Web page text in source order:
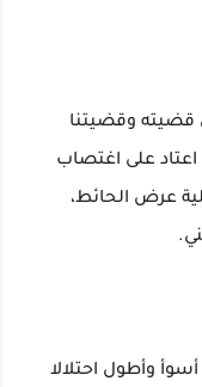
قضيته وقضيتنا
على اغتصاب
عرض الحائط،
وأطول احتلالا